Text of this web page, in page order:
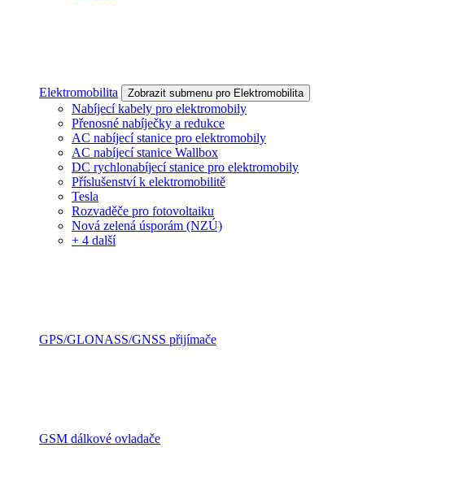
Elektromobilita Zobrazit submenu pro Elektromobilita
Nabíjecí kabely pro elektromobily
Přenosné nabíječky a redukce
AC nabíjecí stanice pro elektromobily
AC nabíjecí stanice Wallbox
DC rychlonabíjecí stanice pro elektromobily
Příslušenství k elektromobilitě
Tesla
Rozvaděče pro fotovoltaiku
Nová zelená úsporám (NZÚ)
+ 4 další
GPS/GLONASS/GNSS přijímače
GSM dálkové ovladače